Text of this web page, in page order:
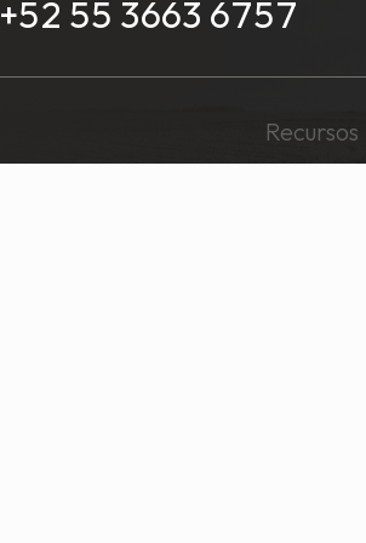
+52 55 3663 6757
Recursos